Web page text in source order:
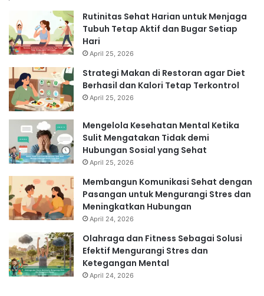
Rutinitas Sehat Harian untuk Menjaga
Tubuh Tetap Aktif dan Bugar Setiap
Hari
April 25, 2026
Strategi Makan di Restoran agar Diet
Berhasil dan Kalori Tetap Terkontrol
April 25, 2026
Mengelola Kesehatan Mental Ketika
Sulit Mengatakan Tidak demi
Hubungan Sosial yang Sehat
April 25, 2026
Membangun Komunikasi Sehat dengan
Pasangan untuk Mengurangi Stres dan
Meningkatkan Hubungan
April 24, 2026
Olahraga dan Fitness Sebagai Solusi
Efektif Mengurangi Stres dan
Ketegangan Mental
April 24, 2026